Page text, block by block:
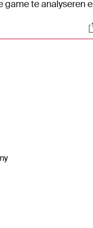
game te analyseren